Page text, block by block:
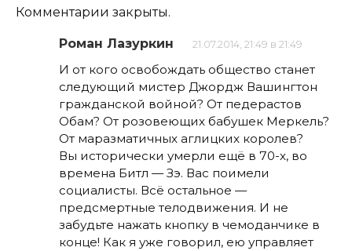
Комментарии закрыты.
Роман Лазуркин 21.07.2014, 21:49 в 21:49
И от кого освобождать общество станет
следующий мистер Джордж Вашингтон
гражданской войной? От педерастов
Обам? От розовеющих бабушек Меркель?
От маразматичных аглицких королев?
Вы исторически умерли ещё в 70-х, во
времена Битл — Зэ. Вас поимели
социалисты. Всё остальное —
предсмертные телодвижения. И не
забудьте нажать кнопку в чемоданчике в
конце! Как я уже говорил, ею управляет